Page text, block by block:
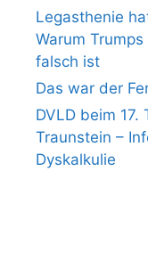
Legasthenie
Warum
falsch ist
Das war der
DVLD beim
Traunstein –
Dyskalkulie